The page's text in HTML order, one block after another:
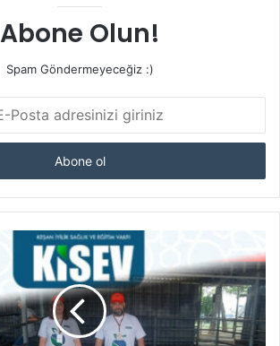
Abone Olun!
Spam Göndermeyeceğiz :)